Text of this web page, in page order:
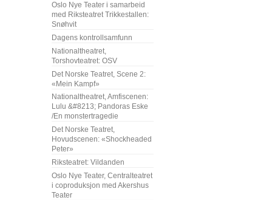
Oslo Nye Teater i samarbeid
med Riksteatret Trikkestallen:
Snøhvit
Dagens kontrollsamfunn
Nationaltheatret,
Torshovteatret: OSV
Det Norske Teatret, Scene 2:
«Mein Kampf»
Nationaltheatret, Amfiscenen:
Lulu &#8213; Pandoras Eske
/En monstertragedie
Det Norske Teatret,
Hovudscenen: «Shockheaded
Peter»
Riksteatret: Vildanden
Oslo Nye Teater, Centralteatret
i coproduksjon med Akershus
Teater